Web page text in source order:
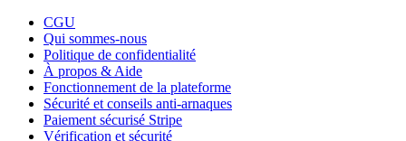
CGU
Qui sommes-nous
Politique de confidentialité
À propos & Aide
Fonctionnement de la plateforme
Sécurité et conseils anti-arnaques
Paiement sécurisé Stripe
Vérification et sécurité